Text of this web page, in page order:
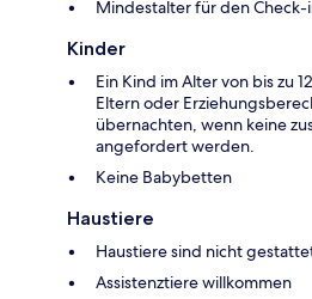
Mindestalter für den Check-
Kinder
Ein Kind im Alter von bis zu
Eltern oder
übernachten, wenn keine
angefordert werden.
Keine Babybetten
Haustiere
Haustiere sind nicht
Assistenztiere willkommen